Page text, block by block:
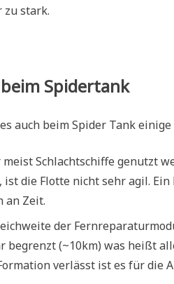
zu stark.
Spidertank
auch beim Spider Tank einige
Schlachtschiffe genutzt
ist die Flotte nicht sehr agil.
an Zeit.
der
begrenzt (~10km) was heißt
verlässt ist es für die